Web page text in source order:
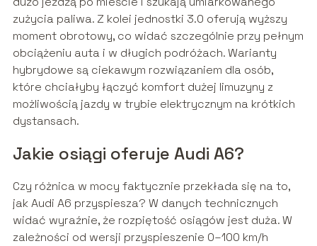
zużycia paliwa. Z kolei jednostki 3.0 oferują wyższy
moment obrotowy, co widać szczególnie przy pełnym
obciążeniu auta i w długich podróżach. Warianty
hybrydowe są ciekawym rozwiązaniem dla osób,
które chciałyby łączyć komfort dużej limuzyny z
możliwością jazdy w trybie elektrycznym na krótkich
dystansach.
Jakie osiągi oferuje Audi A6?
Czy różnica w mocy faktycznie przekłada się na to,
jak Audi A6 przyspiesza? W danych technicznych
widać wyraźnie, że rozpiętość osiągów jest duża. W
zależności od wersji przyspieszenie 0–100 km/h